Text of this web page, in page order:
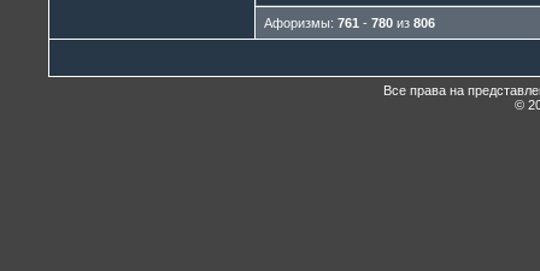
Афоризмы: 761 - 780 из 806
Все права на
©